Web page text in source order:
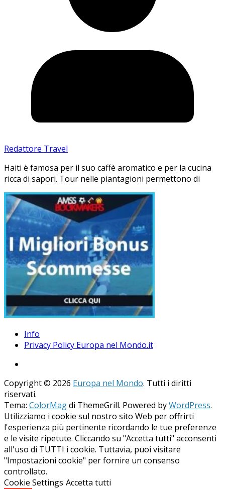
Redattore Travel
Haiti è famosa per il suo caffè aromatico e per la cucina
ricca di sapori. Tour nelle piantagioni permettono di
Info
Privacy Policy Europa nel Mondo.it
Copyright © 2026 Europa nel Mondo. Tutti i diritti
riservati.
Tema: ColorMagdi ThemeGrill. Powered byWordPress.
Utilizziamo i cookie sul nostro sito Web per offrirti
l'esperienza più pertinente ricordando le tue preferenze
e le visite ripetute. Cliccando su "Accetta tutti" acconsenti
all'uso di TUTTI i cookie. Tuttavia, puoi visitare
"Impostazioni cookie" per fornire un consenso
controllato.
Cookie Settings Accetta tutti